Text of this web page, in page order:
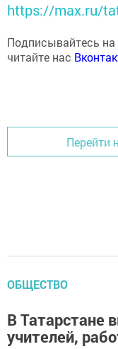
https://max.ru/
Подписывайтесь
читайте нас
Перейти
ОБЩЕСТВО
В Татарстане
учителей,